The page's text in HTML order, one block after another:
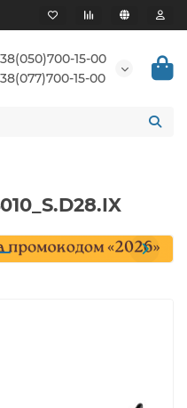
15-00
15-00